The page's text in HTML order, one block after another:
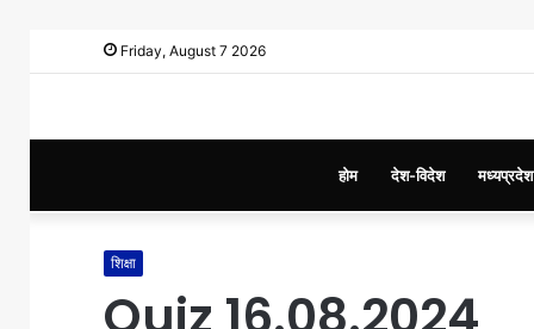
Friday, August 7 2026
होम देश-विदेश मध्यप्रदेश
शिक्षा